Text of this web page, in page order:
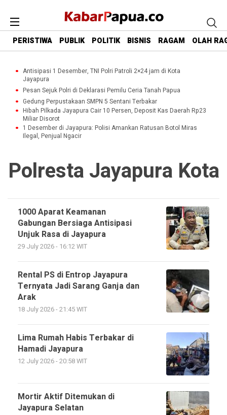
PERISTIWA PUBLIK POLITIK BISNIS RAGAM OLAH
Antisipasi 1 Desember, TNI Polri Patroli 2×24 jam di Kota
Jayapura
Pesan Sejuk Polri di Deklarasi Pemilu Ceria Tanah Papua
Gedung Perpustakaan SMPN 5 Sentani Terbakar
Hibah Pilkada Jayapura Cair 10 Persen, Deposit Kas Daerah Rp23
Miliar Disorot
1 Desember di Jayapura: Polisi Amankan Ratusan Botol Miras
Ilegal, Penjual Ngacir
Polresta Jayapura Kota
1000 Aparat Keamanan
Gabungan Bersiaga Antisipasi
Unjuk Rasa di Jayapura
29 July 2026 - 16:12 WIT
Rental PS di Entrop Jayapura
Ternyata Jadi Sarang Ganja dan
Arak
18 July 2026 - 21:45 WIT
‎Lima Rumah Habis Terbakar di
Hamadi Jayapura
12 July 2026 - 20:58 WIT
Mortir Aktif Ditemukan di
Jayapura Selatan